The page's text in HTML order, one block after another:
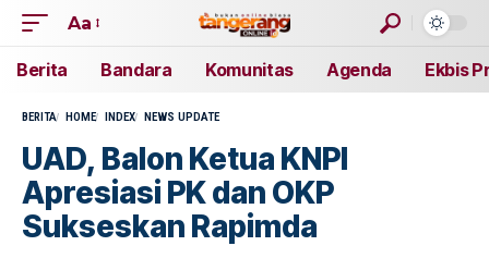
Aa
Berita Bandara Komunitas Agenda Ekbis
BERITA HOME INDEX NEWS UPDATE
UAD, Balon Ketua KNPI
Apresiasi PK dan OKP
Sukseskan Rapimda